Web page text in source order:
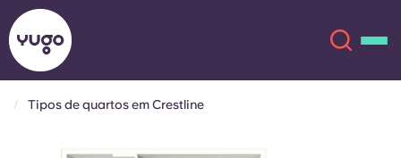
Tipos de quartos em Crestline